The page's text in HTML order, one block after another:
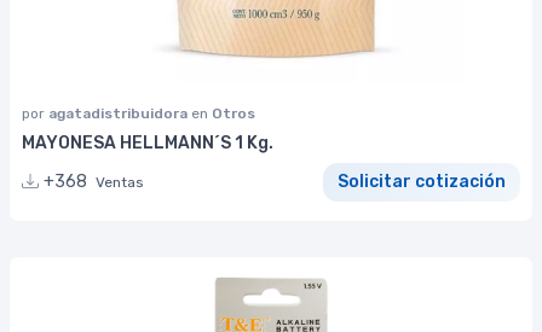
por agatadistribuidora en Otros
MAYONESA HELLMANN´S 1 Kg.
+368 Ventas Solicitar cotización